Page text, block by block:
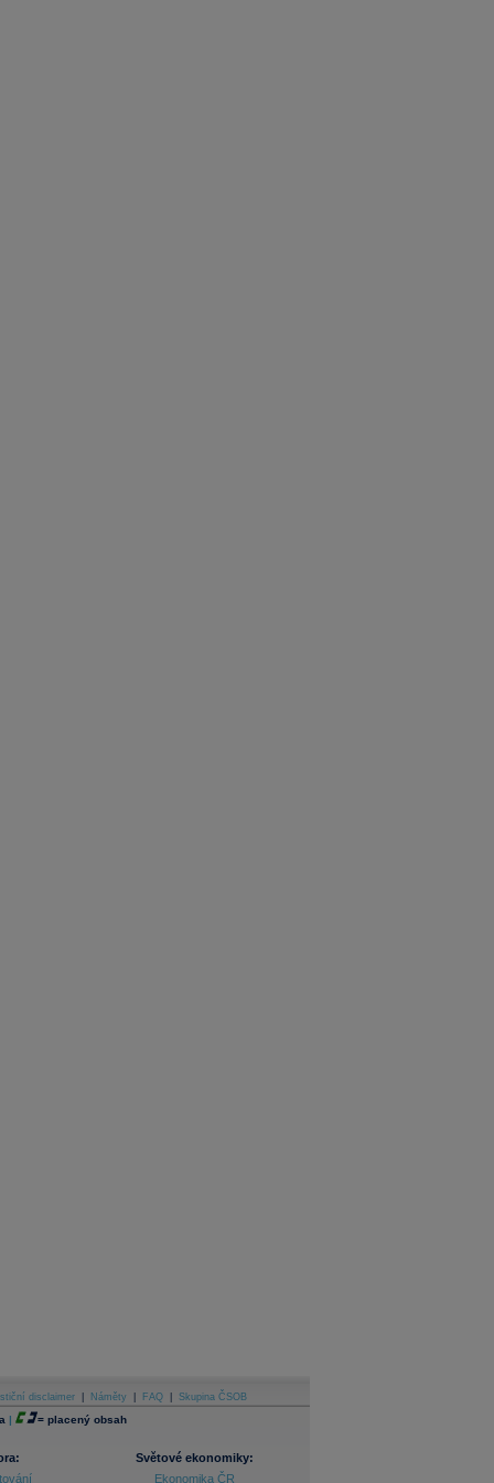
disclaimer Náměty FAQ Skupina ČSOB
| = placený obsah
Světové ekonomiky:
Ekonomika ČR